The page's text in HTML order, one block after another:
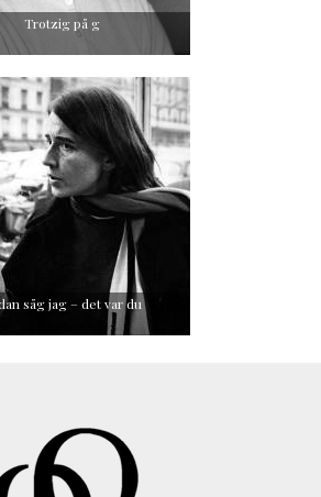
Trotzig på g
såg jag – det var du